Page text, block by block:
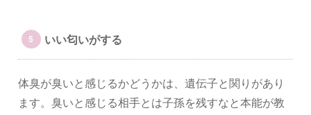
いい匂いがする
体臭が臭いと感じるかどうかは、遺伝子と関りがあり
ます。臭いと感じる相手とは子孫を残すなと本能が教